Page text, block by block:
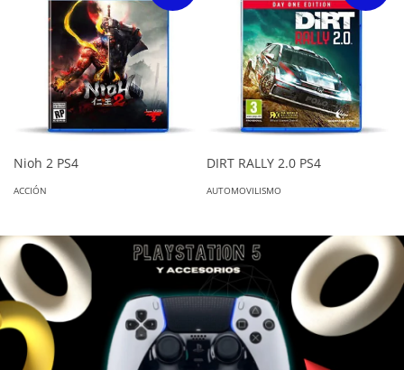
Nioh 2 PS4
ACCIÓN
DIRT RALLY 2.0 PS4
AUTOMOVILISMO